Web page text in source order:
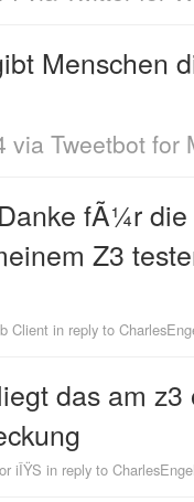
Menschen
via Tweetbot for
Danke fÃ¼r
Z3
Client in reply to
das am
iÎŸS in reply to